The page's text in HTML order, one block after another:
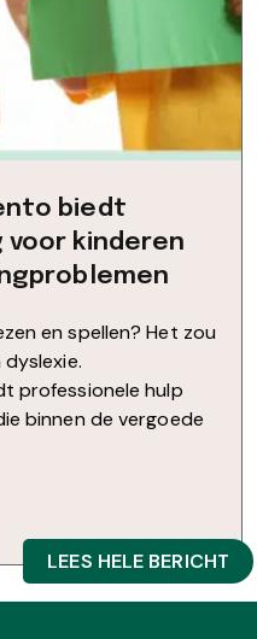
biedt
kinderen
en spellen? Het zou
professionele hulp
binnen de vergoede
LEES HELE BERICHT